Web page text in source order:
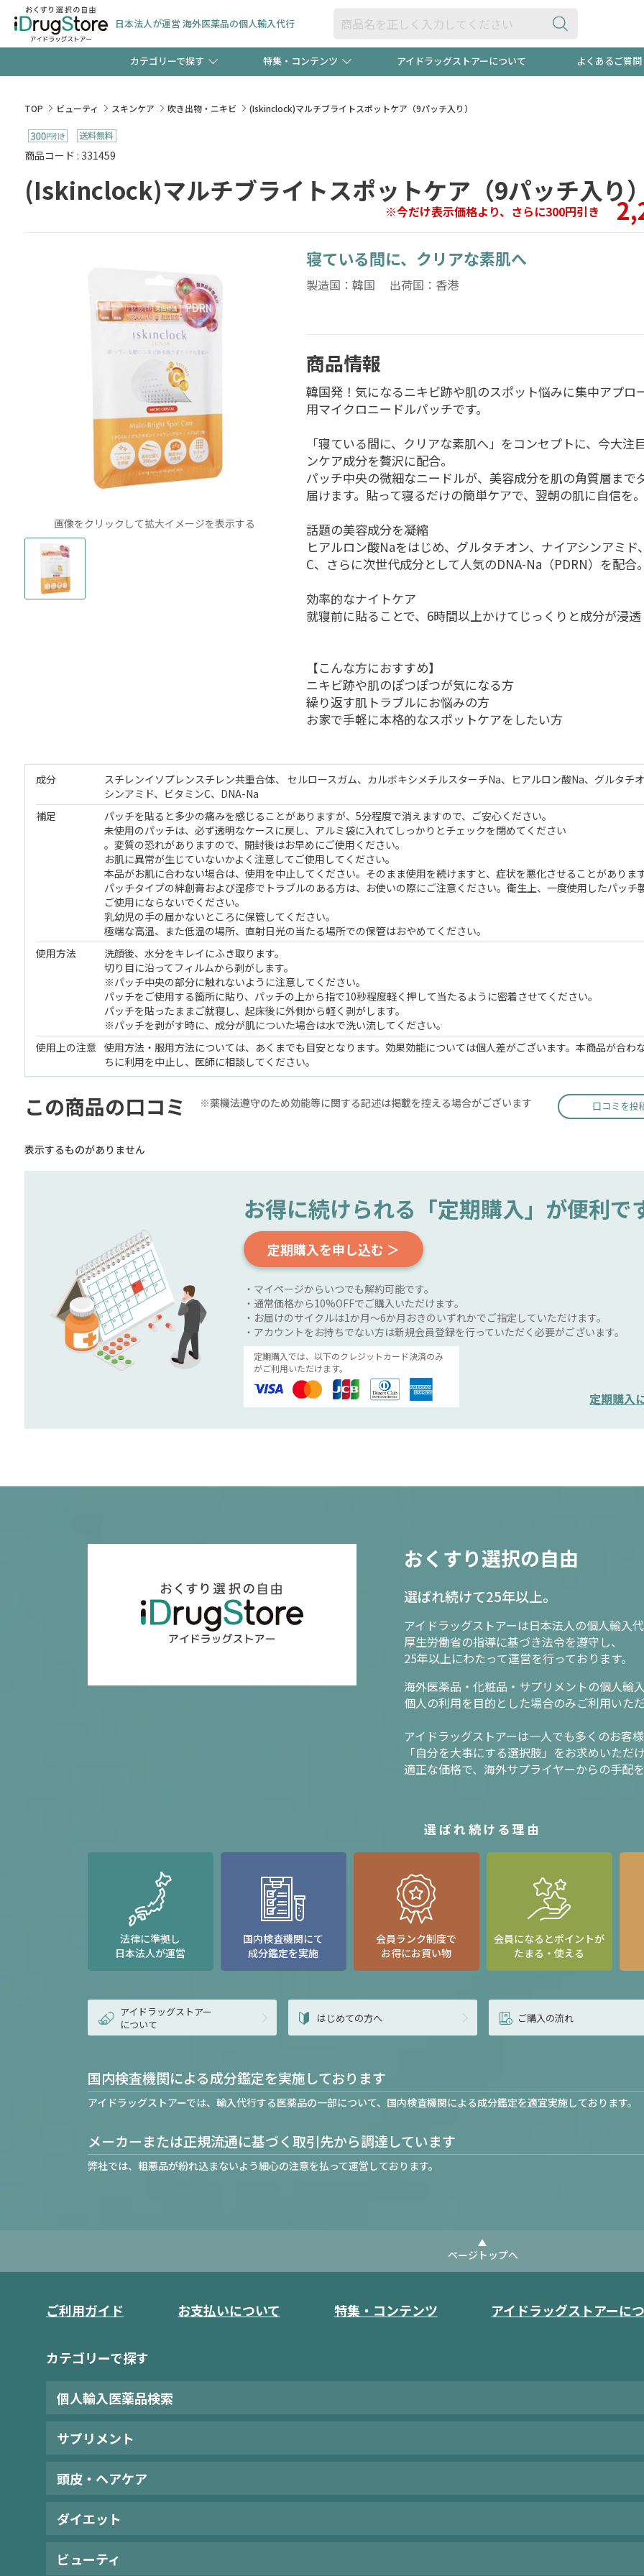
日本法人が運営 海外医薬品の個人輸入代行
カテゴリーで探す
検査キット ペット用品 オトナ向け
特集・コンテンツ
【週末限定】新規会員登録ポイント2倍600円分プレ
極冷メントールで、夏の頭皮ストレスを完全リセッ
ト！
新規登
当店スタッフが贈る音声プログラム
アイドラッグストアーについて よくあるご質問
TOP ビューティ スキンケア 吹き出物・ニキビ (Iskinclock)マルチブライトスポットケア（9パッチ入り）
商品コード : 331459
(Iskinclock)マルチブライトスポットケア（9パッチ入り
※今だけ表示価格より、さらに300円引き
画像をクリックして拡大イメージを表示する
寝ている間に、クリアな素肌へ
製造国：韓国 出荷国：香港
商品情報
韓国発！気になるニキビ跡や肌のスポット悩みに集中アプロ
用マイクロニードルパッチです。
「寝ている間に、クリアな素肌へ」をコンセプトに、今大注
ンケア成分を贅沢に配合。
パッチ中央の微細なニードルが、美容成分を肌の角質層まで
届けます。貼って寝るだけの簡単ケアで、翌朝の肌に自信を
話題の美容成分を凝縮
ヒアルロン酸Naをはじめ、グルタチオン、ナイアシンアミド
C、さらに次世代成分として人気のDNA-Na（PDRN）を配合
効率的なナイトケア
就寝前に貼ることで、6時間以上かけてじっくりと成分が浸
【こんな方におすすめ】
ニキビ跡や肌のぽつぽつが気になる方
繰り返す肌トラブルにお悩みの方
お家で手軽に本格的なスポットケアをしたい方
成分
スチレンイソプレンスチレン共重合体、 セルロースガム、カルボキシメチルスターチNa、ヒアルロン酸Na、グルタチ
シンアミド、ビタミンC、DNA-Na
補足
パッチを貼ると多少の痛みを感じることがありますが、5分程度で消えますので、ご安心ください。
未使用のパッチは、必ず透明なケースに戻し、アルミ袋に入れてしっかりとチェックを閉めてください
。変質の恐れがありますので、開封後はお早めにご使用ください。
お肌に異常が生じていないかよく注意してご使用してください。
本品がお肌に合わない場合は、使用を中止してください。そのまま使用を続けますと、症状を悪化させることがありま
パッチタイプの絆創膏および湿疹でトラブルのある方は、お使いの際にご注意ください。衛生上、一度使用したパッチ
ご使用にならないでください。
乳幼児の手の届かないところに保管してください。
極端な高温、また低温の場所、直射日光の当たる場所での保管はおやめてください。
使用方法
洗顔後、水分をキレイにふき取ります。
切り目に沿ってフィルムから剥がします。
※パッチ中央の部分に触れないように注意してください。
パッチをご使用する箇所に貼り、パッチの上から指で10秒程度軽く押して当たるように密着させてください。
パッチを貼ったままご就寝し、起床後に外側から軽く剥がします。
※パッチを剥がす時に、成分が肌についた場合は水で洗い流してください。
使用上の注意 使用方法・服用方法については、あくまでも目安となります。効果効能については個人差がございます。本商品が合わ
ちに利用を中止し、医師に相談してください。
この商品の口コミ ※薬機法遵守のため効能等に関する記述は掲載を控える場合がございます 口コミを投
表示するものがありません
お得に続けられる 「定期購入」が便利で
定期購入を申し込む ＞
・マイページからいつでも解約可能です。
・通常価格から10%OFFでご購入いただけます。
・お届けのサイクルは1か月～6か月おきのいずれかでご指定していただけます。
・アカウントをお持ちでない方は新規会員登録を行っていただく必要がございます。
定期購入では、以下のクレジットカード決済のみ
がご利用いただけます。
定期購入
おくすり選択の自由
選ばれ続けて25年以上。
アイドラッグストアーは日本法人の個人輸入
厚生労働省の指導に基づき法令を遵守し、
25年以上にわたって運営を行っております。
海外医薬品・化粧品・サプリメントの個人輸
個人の利用を目的とした場合のみご利用いた
アイドラッグストアーは一人でも多くのお客
「自分を大事にする選択肢」をお求めいただ
適正な価格で、海外サプライヤーからの手配
選ばれ続ける理由
法律に準拠し
日本法人が運営
国内検査機関にて
成分鑑定を実施
会員ランク制度で
お得にお買い物
会員になるとポイントが
たまる・使える
アイドラッグストアー
について
はじめての方へ ご購入の流れ
国内検査機関による成分鑑定を実施しております
アイドラッグストアーでは、輸入代行する医薬品の一部について、国内検査機関による成分鑑定を適宜実施しております。
メーカーまたは正規流通に基づく取引先から調達しています
弊社では、粗悪品が紛れ込まないよう細心の注意を払って運営しております。
ページトップへ
ご利用ガイド お支払いについて 特集・コンテンツ アイドラッグストアーに
カテゴリーで探す
個人輸入医薬品検索
サプリメント
頭皮・ヘアケア
ダイエット
ビューティ